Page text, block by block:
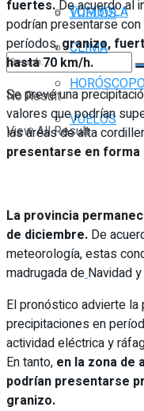
VUELOS
No Result
View All Result
TOMBOLA
CLIMA
VUELOS
fuertes.De acuerdo al
podrían presentarse
períodos,granizo,
hasta 70 km/h.
Se prevé una
valores que podrían
las áreas de alta
presentarse en forma
La provincia
de diciembre. De
meteorología, estas
madrugada de Navidad
El pronóstico advierte
precipitaciones en
actividad eléctrica y
En tanto, en la zona de
podrían presentarse
granizo.